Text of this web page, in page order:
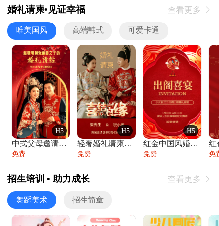
婚礼请柬•见证幸福 查看更多 
唯美国风 高端韩式 可爱卡通
H5
中式父母邀请函婚礼结婚请柬请贴父母邀请方
免费
H5
轻奢婚礼请柬婚礼邀请函结婚照请帖
免费
H5
红金中国风婚礼请柬出阁喜宴嫁女请帖出阁宴
免费 免
招生培训 • 助力成长 查看更多 
舞蹈美术 招生简章